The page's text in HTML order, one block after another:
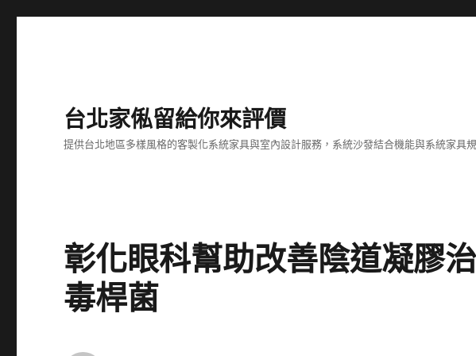
台北家俬留給你來評價
提供台北地區多樣風格的客製化系統家具與室內設計服務，系統沙發結合機能與系統家具
彰化眼科幫助改善陰道凝膠
毒桿菌